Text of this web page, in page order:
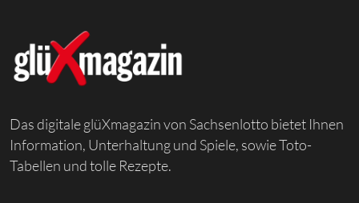
Das digitale glüXmagazin von Sachsenlotto bietet Ihnen
Information, Unterhaltung und Spiele, sowie Toto-
Tabellen und tolle Rezepte.